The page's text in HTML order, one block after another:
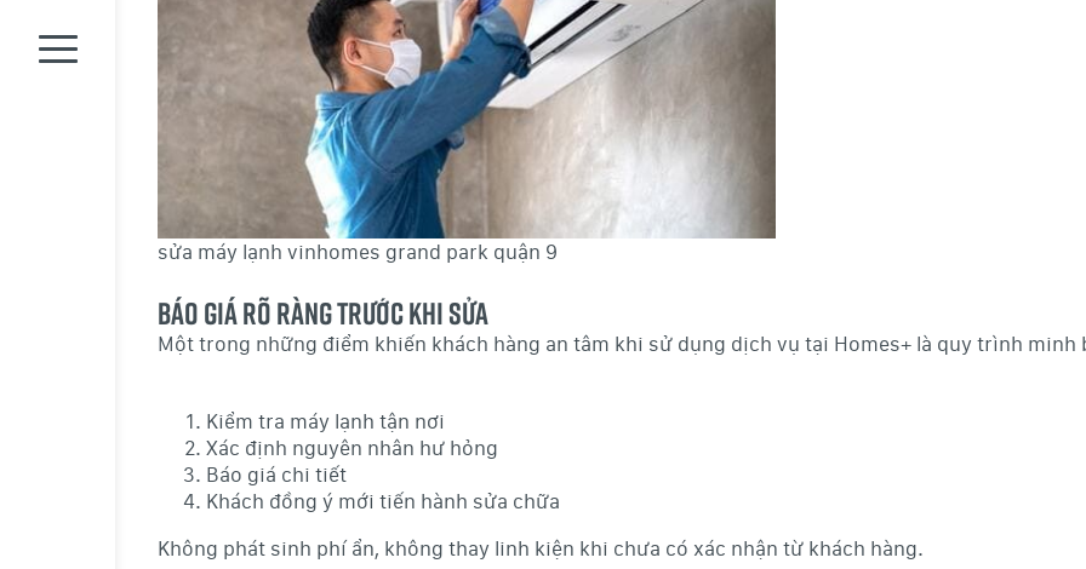
sửa máy lạnh vinhomes grand park quận 9
Báo giá rõ ràng trước khi sửa
Một trong những điểm khiến khách hàng an tâm khi sử dụng dịch vụ tại Homes+ là quy trình minh
Kiểm tra máy lạnh tận nơi
Xác định nguyên nhân hư hỏng
Báo giá chi tiết
Khách đồng ý mới tiến hành sửa chữa
Không phát sinh phí ẩn, không thay linh kiện khi chưa có xác nhận từ khách hàng.